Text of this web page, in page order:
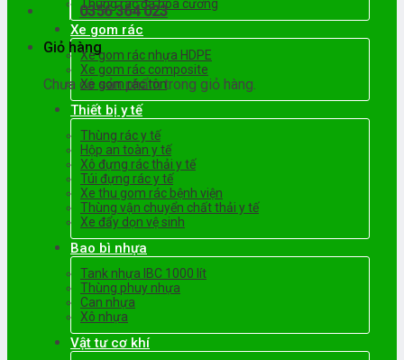
0356 364 023
Giỏ hàng
Chưa có sản phẩm trong giỏ hàng.
Thùng rác đá hoa cương
Xe gom rác
Xe gom rác nhựa HDPE
Xe gom rác composite
Xe gom rác tôn
Thiết bị y tế
Thùng rác y tế
Hộp an toàn y tế
Xô đựng rác thải y tế
Túi đựng rác y tế
Xe thu gom rác bệnh viện
Thùng vận chuyển chất thải y tế
Xe đẩy dọn vệ sinh
Bao bì nhựa
Tank nhựa IBC 1000 lít
Thùng phuy nhựa
Can nhựa
Xô nhựa
Vật tư cơ khí